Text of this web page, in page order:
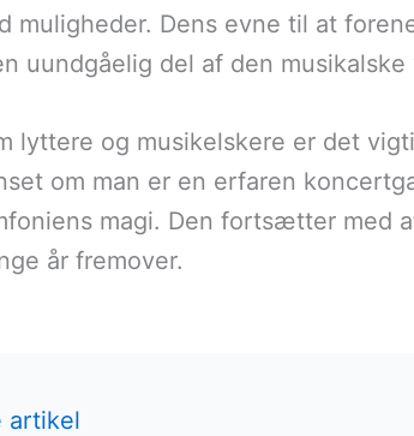
muligheder. Dens evne til at
uundgåelig del af den musikalske
lyttere og musikelskere er det
om man er en erfaren
magi. Den fortsætter med
år fremover.
artikel